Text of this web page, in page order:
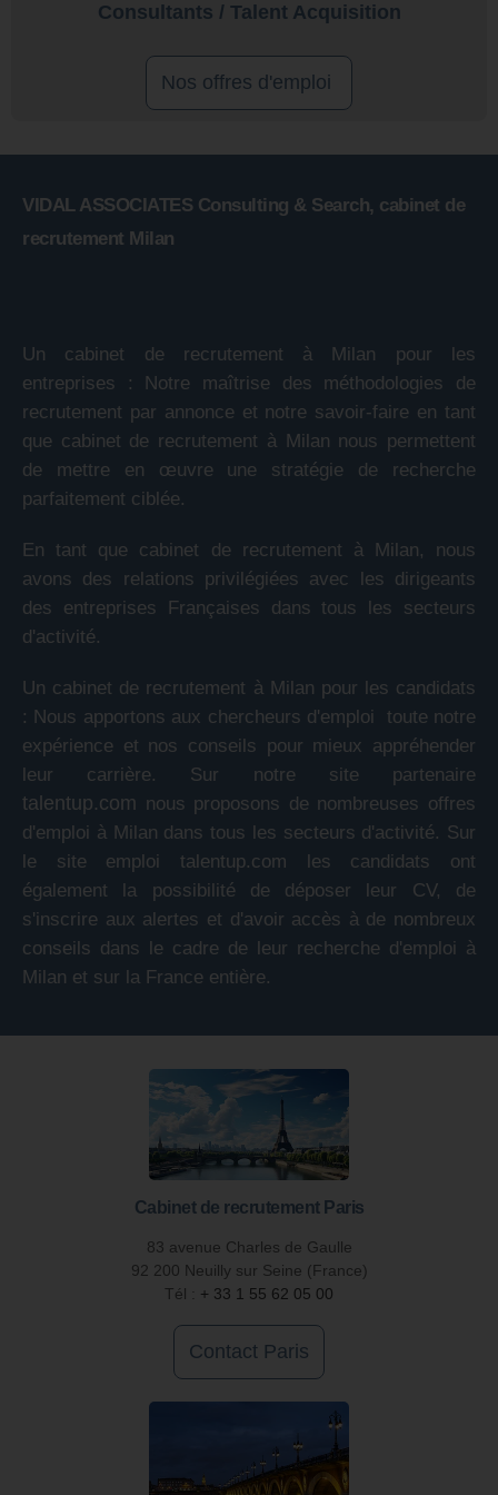
Consultants / Talent Acquisition
Nos offres d'emploi
VIDAL ASSOCIATES Consulting & Search, cabinet de
recrutement Milan
Un cabinet de recrutement à Milan pour les
entreprises : Notre maîtrise des méthodologies de
recrutement par annonce et notre savoir-faire en tant
que cabinet de recrutement à Milan nous permettent
de mettre en œuvre une stratégie de recherche
parfaitement ciblée.
En tant que cabinet de recrutement à Milan, nous
avons des relations privilégiées avec les dirigeants
des entreprises Françaises dans tous les secteurs
d'activité.
Un cabinet de recrutement à Milan pour les candidats
: Nous apportons aux chercheurs d'emploi toute notre
expérience et nos conseils pour mieux appréhender
leur carrière. Sur notre site partenaire
talentup.com nous proposons de nombreuses offres
d'emploi à Milan dans tous les secteurs d'activité. Sur
le site emploi talentup.com les candidats ont
également la possibilité de déposer leur CV, de
s'inscrire aux alertes et d'avoir accès à de nombreux
conseils dans le cadre de leur recherche d'emploi à
Milan et sur la France entière.
Cabinet de recrutement Paris
83 avenue Charles de Gaulle
92 200 Neuilly sur Seine (France)
Tél : + 33 1 55 62 05 00
Contact Paris